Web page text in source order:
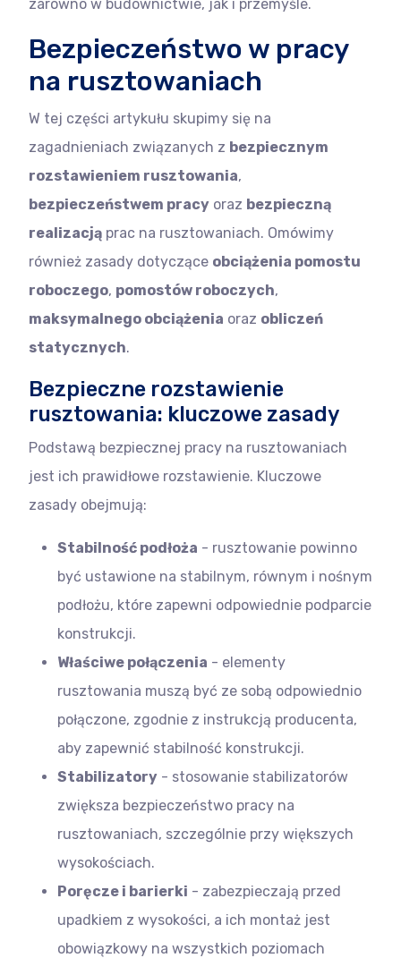
zarówno w budownictwie, jak i przemyśle.
Bezpieczeństwo w pracy
na rusztowaniach
W tej części artykułu skupimy się na
zagadnieniach związanych z bezpiecznym
rozstawieniem rusztowania,
bezpieczeństwem pracy oraz bezpieczną
realizacją prac na rusztowaniach. Omówimy
również zasady dotyczące obciążenia pomostu
roboczego, pomostów roboczych,
maksymalnego obciążenia oraz obliczeń
statycznych.
Bezpieczne rozstawienie
rusztowania: kluczowe zasady
Podstawą bezpiecznej pracy na rusztowaniach
jest ich prawidłowe rozstawienie. Kluczowe
zasady obejmują:
Stabilność podłoża - rusztowanie powinno
być ustawione na stabilnym, równym i nośnym
podłożu, które zapewni odpowiednie podparcie
konstrukcji.
Właściwe połączenia - elementy
rusztowania muszą być ze sobą odpowiednio
połączone, zgodnie z instrukcją producenta,
aby zapewnić stabilność konstrukcji.
Stabilizatory - stosowanie stabilizatorów
zwiększa bezpieczeństwo pracy na
rusztowaniach, szczególnie przy większych
wysokościach.
Poręcze i barierki - zabezpieczają przed
upadkiem z wysokości, a ich montaż jest
obowiązkowy na wszystkich poziomach